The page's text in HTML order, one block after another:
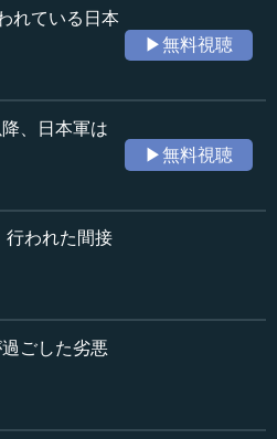
開催島田塾会長講演「戦後復
9話）
づいた形になっております。
い。
戦争の導火線？
進出を受けて、アメリカ（陸
38度線での分割占領案を提
北部を実効支配。
で「大韓民国」建国を宣言。李
り
れている日本
▶無料視聴
、日本軍は
▶無料視聴
行われた間接
ごした劣悪